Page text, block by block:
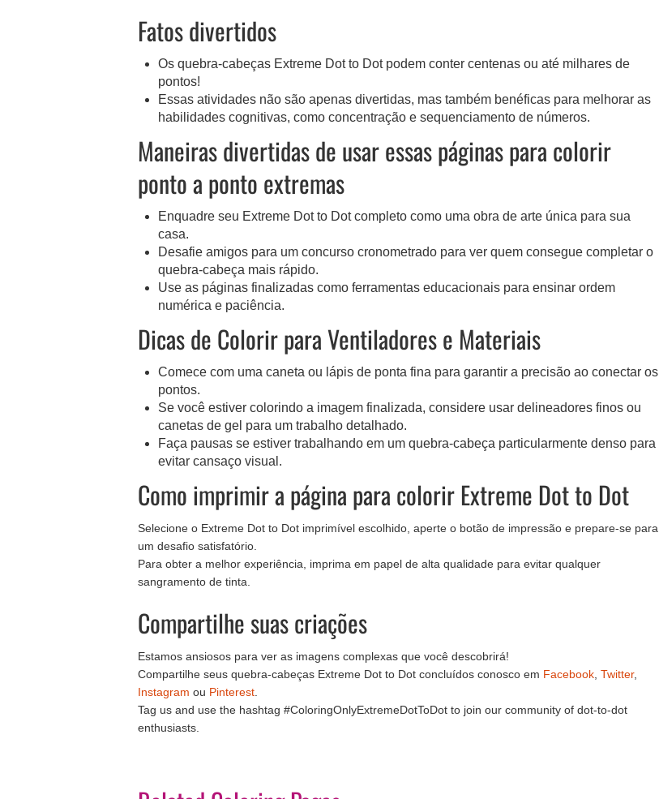
Fatos divertidos
Os quebra-cabeças Extreme Dot to Dot podem conter centenas ou até milhares de
pontos!
Essas atividades não são apenas divertidas, mas também benéficas para melhorar as
habilidades cognitivas, como concentração e sequenciamento de números.
Maneiras divertidas de usar essas páginas para colorir
ponto a ponto extremas
Enquadre seu Extreme Dot to Dot completo como uma obra de arte única para sua
casa.
Desafie amigos para um concurso cronometrado para ver quem consegue completar o
quebra-cabeça mais rápido.
Use as páginas finalizadas como ferramentas educacionais para ensinar ordem
numérica e paciência.
Dicas de Colorir para Ventiladores e Materiais
Comece com uma caneta ou lápis de ponta fina para garantir a precisão ao conectar os
pontos.
Se você estiver colorindo a imagem finalizada, considere usar delineadores finos ou
canetas de gel para um trabalho detalhado.
Faça pausas se estiver trabalhando em um quebra-cabeça particularmente denso para
evitar cansaço visual.
Como imprimir a página para colorir Extreme Dot to Dot
Selecione o Extreme Dot to Dot imprimível escolhido, aperte o botão de impressão e prepare-se para
um desafio satisfatório.
Para obter a melhor experiência, imprima em papel de alta qualidade para evitar qualquer
sangramento de tinta.
Compartilhe suas criações
Estamos ansiosos para ver as imagens complexas que você descobrirá!
Compartilhe seus quebra-cabeças Extreme Dot to Dot concluídos conosco em Facebook Twitter,
Instagram ou Pinterest
Tag us and use the hashtag #ColoringOnlyExtremeDotToDot to join our community of dot-to-dot
enthusiasts.